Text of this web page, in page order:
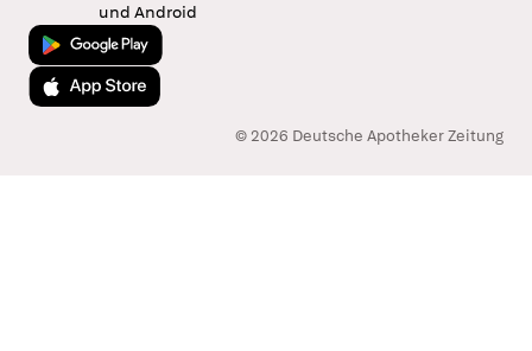
und Android
Jetzt bei Google Play
Laden im App Store
© 2026 Deutsche Apotheker Zeitung